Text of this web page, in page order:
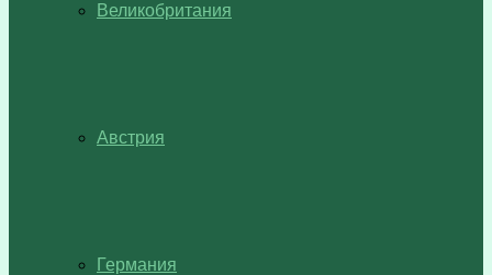
Великобритания
Австрия
Германия